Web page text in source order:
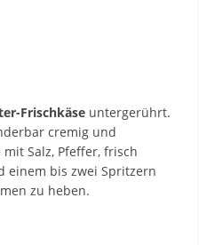
Frischkäse untergerührt.
cremig und
Salz, Pfeffer, frisch
einem bis zwei Spritzern
zu heben.